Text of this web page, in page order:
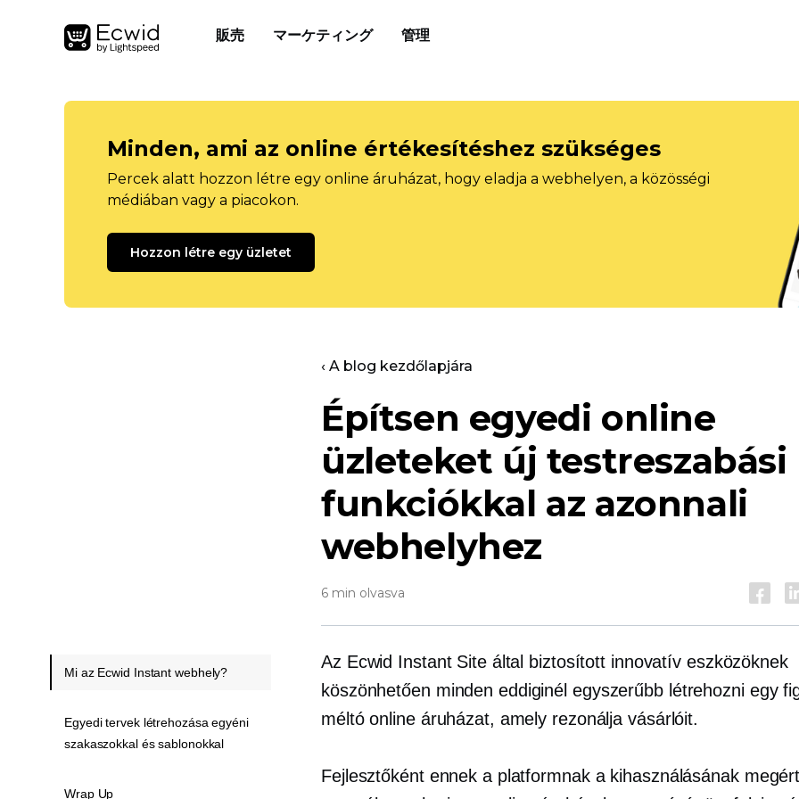
販売 マーケティング 管理
Minden, ami az online értékesítéshez szükséges
Percek alatt hozzon létre egy online áruházat, hogy eladja a webhelyen, a közösségi
médiában vagy a piacokon.
Hozzon létre egy üzletet
‹ A blog kezdőlapjára
Építsen egyedi online
üzleteket új testreszabási
funkciókkal az azonnali
webhelyhez
6 min olvasva
Az Ecwid Instant Site által biztosított innovatív eszközöknek
köszönhetően minden eddiginél egyszerűbb létrehozni egy
méltó online áruházat, amely rezonálja vásárlóit.
Fejlesztőként ennek a platformnak a kihasználásának
Mi az Ecwid Instant webhely?
Egyedi tervek létrehozása egyéni
szakaszokkal és sablonokkal
Wrap Up